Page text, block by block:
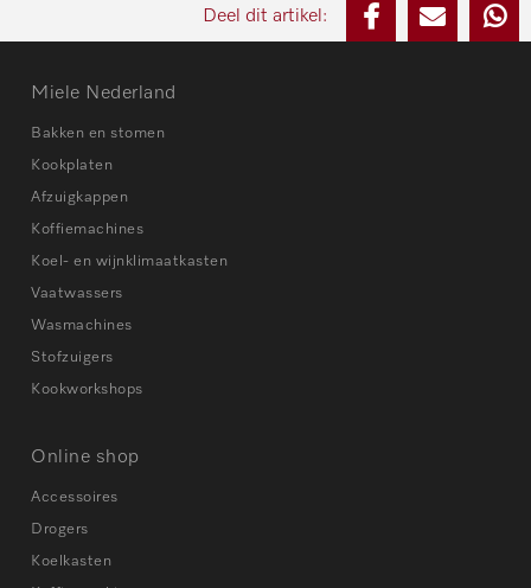
Deel dit artikel:
Miele Nederland
Bakken en stomen
Kookplaten
Afzuigkappen
Koffiemachines
Koel- en wijnklimaatkasten
Vaatwassers
Wasmachines
Stofzuigers
Kookworkshops
Online shop
Accessoires
Drogers
Koelkasten